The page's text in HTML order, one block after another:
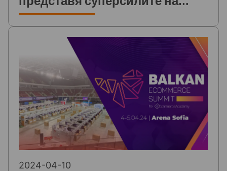
опаковките от велпапе по
време на Автомобилната
конференция 2024
2024-04-10